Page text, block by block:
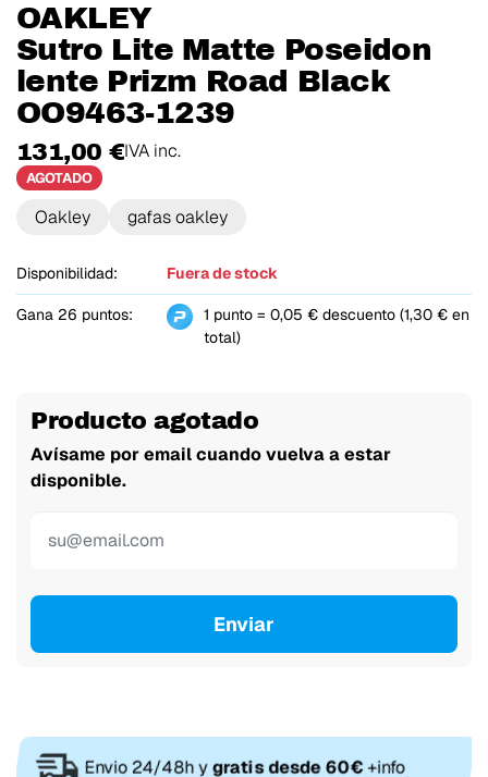
OAKLEY
Sutro Lite Matte Poseidon
lente Prizm Road Black
OO9463-1239
131,00 €IVA inc.
AGOTADO
Oakley gafas oakley
Disponibilidad: Fuera de stock
Gana 26 puntos:
1 punto = 0,05 € descuento (1,30 € en
total)
Producto agotado
Avísame por email cuando vuelva a estar
disponible.
Enviar
Envio 24/48h ygratis desde 60€+info